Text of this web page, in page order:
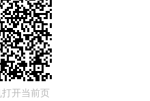
开当前页